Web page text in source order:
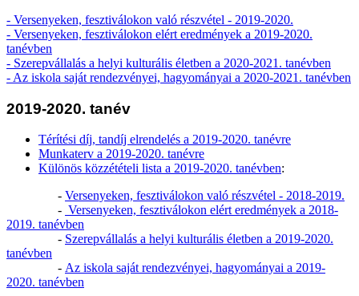
- Versenyeken, fesztiválokon való részvétel - 2019-2020.
- Versenyeken, fesztiválokon elért eredmények a 2019-2020.
tanévben
- Szerepvállalás a helyi kulturális életben a 2020-2021. tanévben
- Az iskola saját rendezvényei, hagyományai a 2020-2021. tanévben
2019-2020. tanév
Térítési díj, tandíj elrendelés a 2019-2020. tanévre
Munkaterv a 2019-2020. tanévre
Különös közzétételi lista a 2019-2020. tanévben:
- Versenyeken, fesztiválokon való részvétel - 2018-2019.
- Versenyeken, fesztiválokon elért eredmények a 2018-
2019. tanévben
- Szerepvállalás a helyi kulturális életben a 2019-2020.
tanévben
- Az iskola saját rendezvényei, hagyományai a 2019-
2020. tanévben